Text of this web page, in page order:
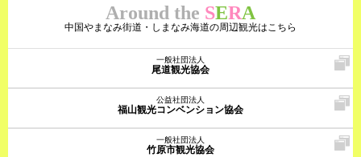
Around the SERA
中国やまなみ街道・しまなみ海道の周辺観光はこちら
一般社団法人
尾道観光協会
公益社団法人
福山観光コンベンション協会
一般社団法人
竹原市観光協会